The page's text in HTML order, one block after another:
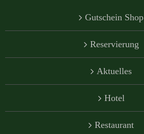
Gutschein Shop
Reservierung
Aktuelles
Hotel
Restaurant